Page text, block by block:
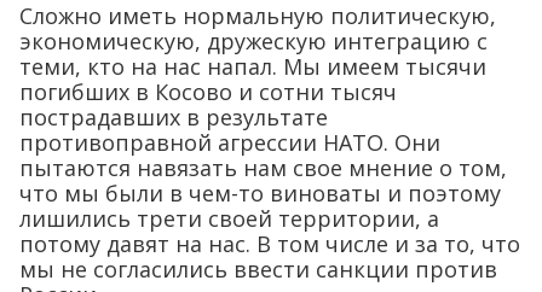
Сложно иметь нормальную политическую,
экономическую, дружескую интеграцию с
теми, кто на нас напал. Мы имеем тысячи
погибших в Косово и сотни тысяч
пострадавших в результате
противоправной агрессии НАТО. Они
пытаются навязать нам свое мнение о том,
что мы были в чем-то виноваты и поэтому
лишились трети своей территории, а
потому давят на нас. В том числе и за то, что
мы не согласились ввести санкции против